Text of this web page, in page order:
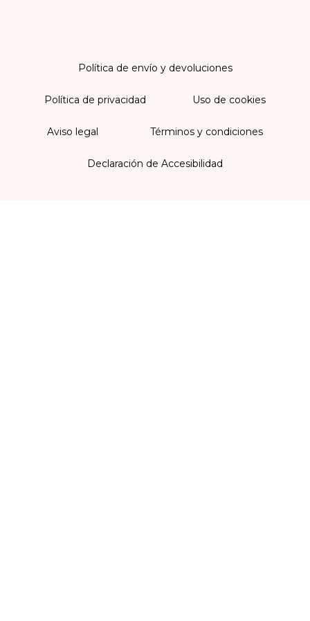
Política de envío y devoluciones
Política de privacidad Uso de cookies
Aviso legal Términos y condiciones
Declaración de Accesibilidad